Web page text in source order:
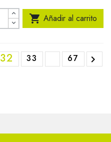
 Añadir al carrito
32 33 67 